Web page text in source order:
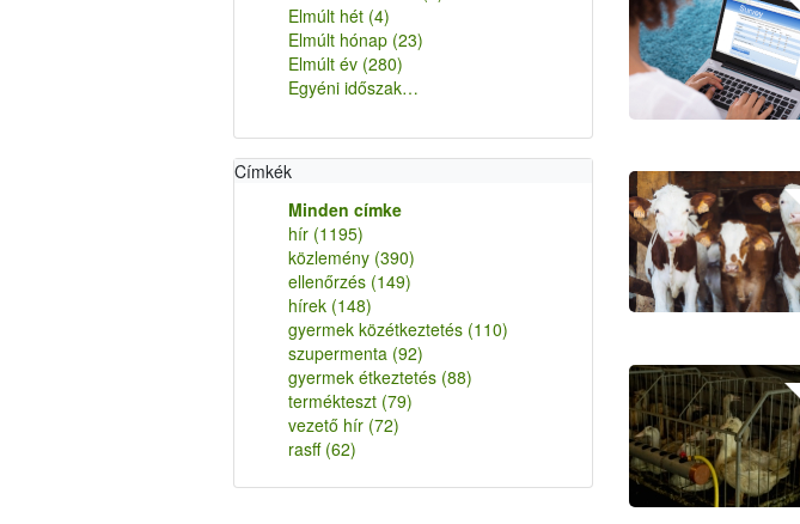
Elmúlt hét (4)
Elmúlt hónap (23)
Elmúlt év (280)
Egyéni időszak…
Címkék
Minden címke
hír (1195)
közlemény (390)
ellenőrzés (149)
hírek (148)
gyermek közétkeztetés (110)
szupermenta (92)
gyermek étkeztetés (88)
termékteszt (79)
vezető hír (72)
rasff (62)